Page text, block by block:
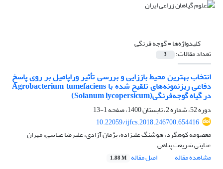
کلیدواژه‌ها =گوجه فرنگی
تعداد مقالات: 3
انتخاب بهترین محیط باززایی و بررسی تأثیر وراپامیل بر روی پاسخ
دفاعی ریزنمونه‌های تلقیح شده با Agrobacterium tumefaciens
در گیاه گوجه‌فرنگی(Solanum lycopersicum)
دوره 52، شماره 2، تابستان 1400، صفحه
1-13
10.22059/ijfcs.2018.246700.654416
معصومه کوهگرد، هوشنگ علیزاده، پژمان آزادی، علیرضا عباسی، مهران
عنایتی شریعت پناهی
مشاهده مقاله
اصل مقاله 1.88 M